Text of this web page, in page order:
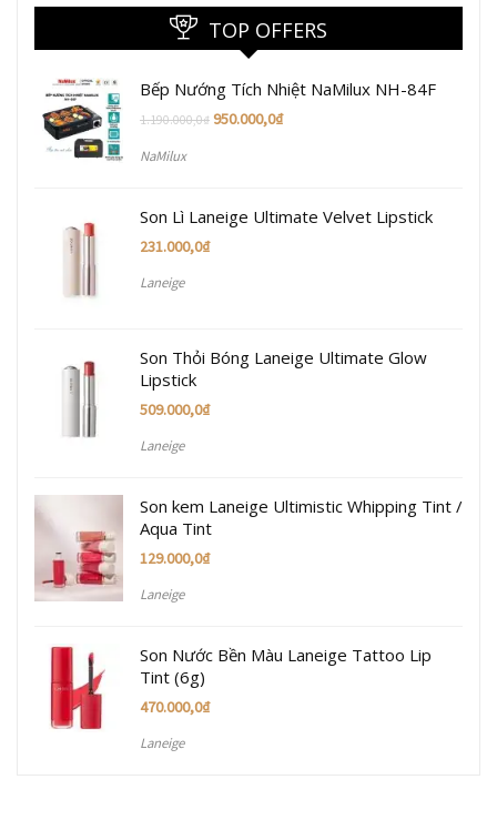
TOP OFFERS
Bếp Nướng Tích Nhiệt NaMilux NH-84F
1.190.000,0₫ 950.000,0₫
NaMilux
Son Lì Laneige Ultimate Velvet Lipstick
231.000,0₫
Laneige
Son Thỏi Bóng Laneige Ultimate Glow
Lipstick
509.000,0₫
Laneige
Son kem Laneige Ultimistic Whipping Tint /
Aqua Tint
129.000,0₫
Laneige
Son Nước Bền Màu Laneige Tattoo Lip
Tint (6g)
470.000,0₫
Laneige